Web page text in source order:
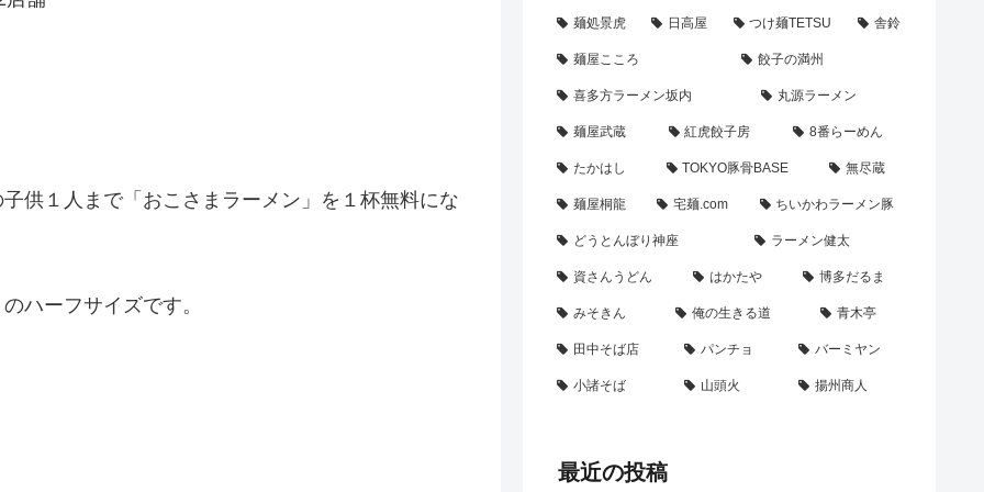
供１人まで「おこさまラーメン」を１杯無料にな
ハーフサイズです。
麺処景虎 日高屋 つけ麺TETSU 舎鈴
麺屋こころ 餃子の満州
喜多方ラーメン坂内 丸源ラーメン
麺屋武蔵 紅虎餃子房 8番らーめん
たかはし TOKYO豚骨BASE 無尽蔵
麺屋桐龍 宅麺.com ちいかわラーメン豚
どうとんぼり神座 ラーメン健太
資さんうどん はかたや 博多だるま
みそきん 俺の生きる道 青木亭
田中そば店 パンチョ バーミヤン
小諸そば 山頭火 揚州商人
最近の投稿